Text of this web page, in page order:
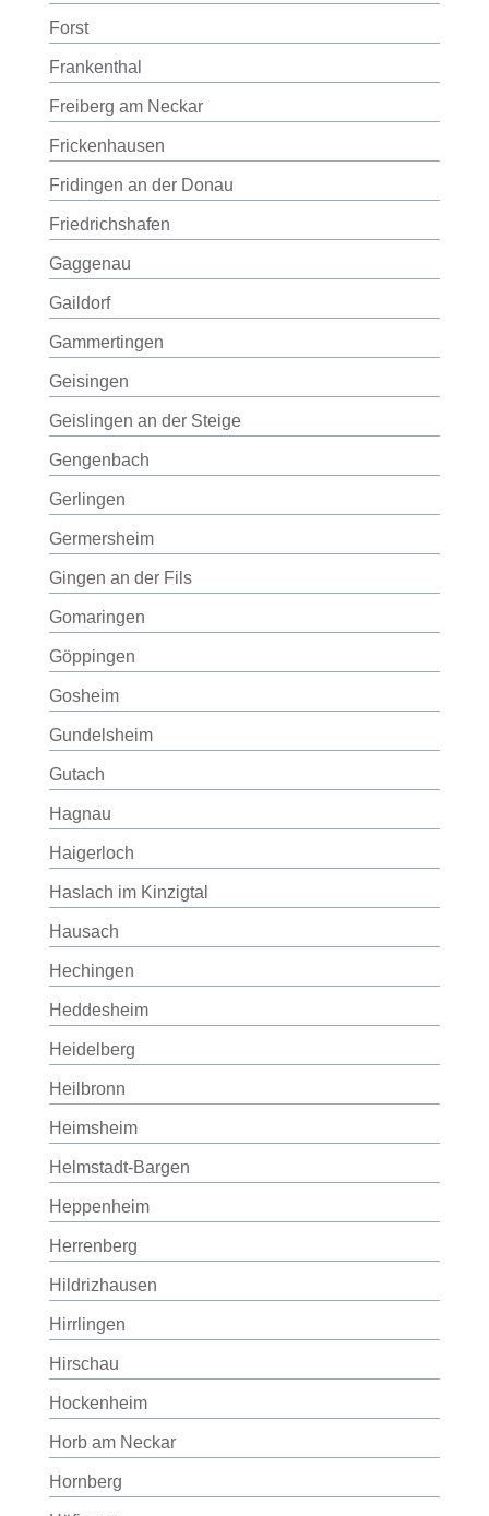
Forst
Frankenthal
Freiberg am Neckar
Frickenhausen
Fridingen an der Donau
Friedrichshafen
Gaggenau
Gaildorf
Gammertingen
Geisingen
Geislingen an der Steige
Gengenbach
Gerlingen
Germersheim
Gingen an der Fils
Gomaringen
Göppingen
Gosheim
Gundelsheim
Gutach
Hagnau
Haigerloch
Haslach im Kinzigtal
Hausach
Hechingen
Heddesheim
Heidelberg
Heilbronn
Heimsheim
Helmstadt-Bargen
Heppenheim
Herrenberg
Hildrizhausen
Hirrlingen
Hirschau
Hockenheim
Horb am Neckar
Hornberg